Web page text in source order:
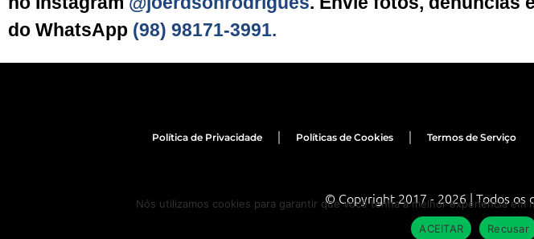
do WhatsApp (98) 98171-3991.
Política de Privacidade Políticas de Cookies Termos de Serviço
© Copyright 2017 - 2026 | Todos os
Nós utilizamos cookies para garantir que você tenha a melhor experiência
ACEITAR
Recusar